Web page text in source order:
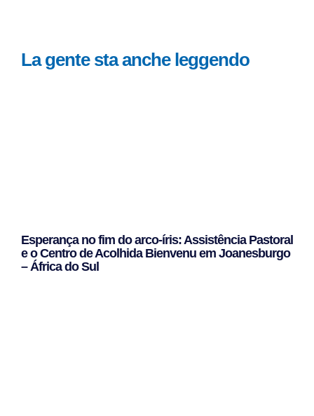
La gente sta anche leggendo
Esperança no fim do arco-íris: Assistência Pastoral
e o Centro de Acolhida Bienvenu em Joanesburgo
– África do Sul